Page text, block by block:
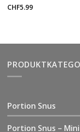
Rated5.00
CHF5.99
Portion Snus
Portion Snus – Mini